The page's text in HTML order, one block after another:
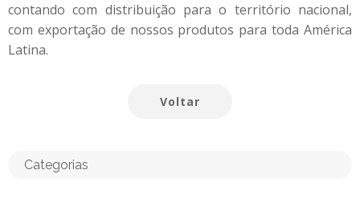
contando com distribuição para o território nacional,
com exportação de nossos produtos para toda América
Latina.
Voltar
Categorias